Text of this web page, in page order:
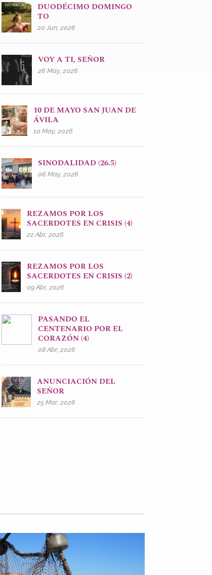
DUODÉCIMO DOMINGO
TO
20 Jun, 2026
VOY A TI, SEÑOR
26 May, 2026
10 DE MAYO SAN JUAN DE
ÁVILA
10 May, 2026
SINODALIDAD (26.5)
06 May, 2026
REZAMOS POR LOS
SACERDOTES EN CRISIS (4)
22 Abr, 2026
REZAMOS POR LOS
SACERDOTES EN CRISIS (2)
09 Abr, 2026
PASANDO EL
CENTENARIO POR EL
CORAZÓN (4)
08 Abr, 2026
ANUNCIACIÓN DEL
SEÑOR
25 Mar, 2026